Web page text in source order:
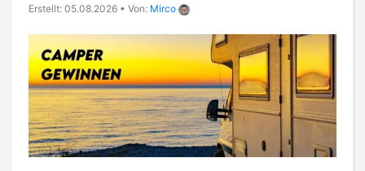
Erstellt: 05.08.2026 • Von: Mirco